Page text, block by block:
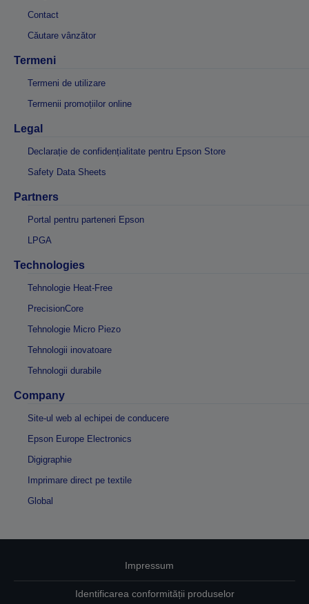
Contact
Căutare vânzător
Termeni
Termeni de utilizare
Termenii promoțiilor online
Legal
Declarație de confidențialitate pentru Epson Store
Safety Data Sheets
Partners
Portal pentru parteneri Epson
LPGA
Technologies
Tehnologie Heat-Free
PrecisionCore
Tehnologie Micro Piezo
Tehnologii inovatoare
Tehnologii durabile
Company
Site-ul web al echipei de conducere
Epson Europe Electronics
Digigraphie
Imprimare direct pe textile
Global
Impressum
Identificarea conformității produselor